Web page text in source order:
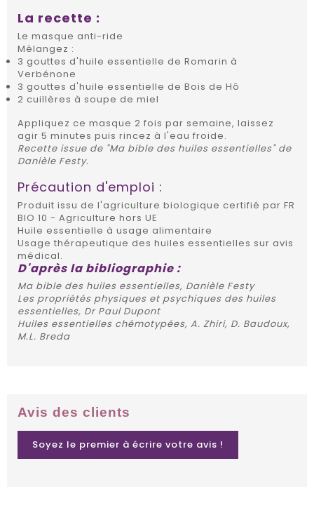
La recette :
Le masque anti-ride
Mélangez :
3 gouttes d'huile essentielle de Romarin à
Verbénone
3 gouttes d'huile essentielle de Bois de Hô
2 cuillères à soupe de miel
Appliquez ce masque 2 fois par semaine, laissez
agir 5 minutes puis rincez à l'eau froide.
Recette issue de "Ma bible des huiles essentielles" de
Danièle Festy.
Précaution d'emploi :
Produit issu de l'agriculture biologique certifié par FR
BIO 10 - Agriculture hors UE
Huile essentielle à usage alimentaire
Usage thérapeutique des huiles essentielles sur avis
médical.
D'après la bibliographie :
Ma bible des huiles essentielles, Danièle Festy
Les propriétés physiques et psychiques des huiles
essentielles, Dr Paul Dupont
Huiles essentielles chémotypées, A. Zhiri, D. Baudoux,
M.L. Breda
Avis des clients
Soyez le premier à écrire votre avis !